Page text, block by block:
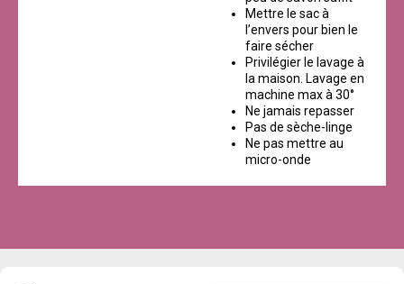
Mettre le sac à
l’envers pour bien le
faire sécher
Privilégier le lavage à
la maison. Lavage en
machine max à 30°
Ne jamais repasser
Pas de sèche-linge
Ne pas mettre au
micro-onde